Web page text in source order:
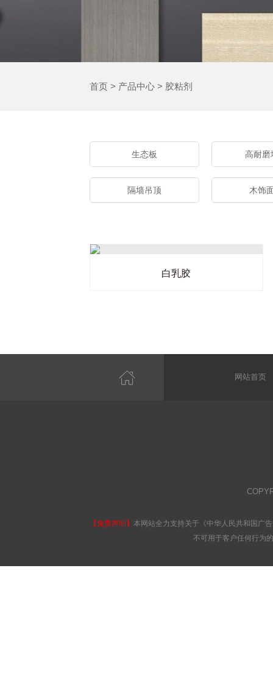
首页> 产品中心> 胶粘剂
生态板 高耐磨
隔墙吊顶 木饰
白乳胶
网站首页
【免责声明】 本网站全力支持关于《中华人民共和国广
不可用于客户任何行为